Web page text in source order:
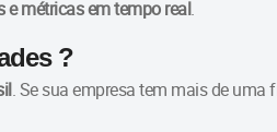
e métricas em tempo real.
?
. Se sua empresa tem mais de